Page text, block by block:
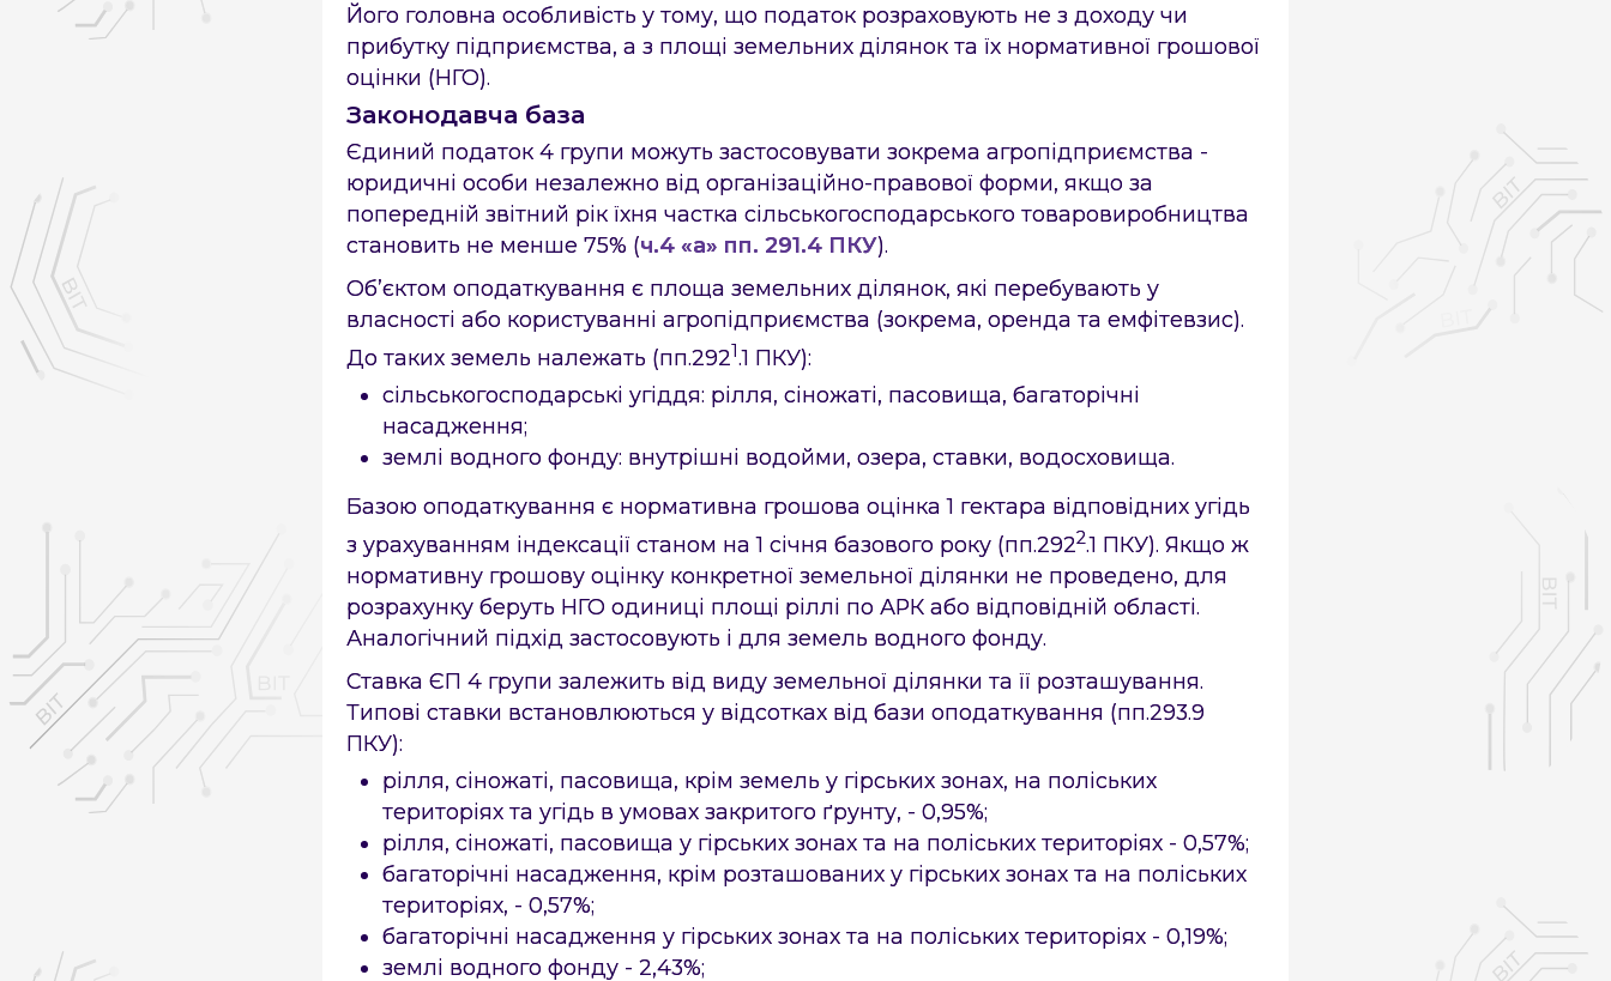
Його головна особливість у тому, що податок розраховують не з доходу чи
прибутку підприємства, а з площі земельних ділянок та їх нормативної грошової
оцінки (НГО).
Законодавча база
Єдиний податок 4 групи можуть застосовувати зокрема агропідприємства -
юридичні особи незалежно від організаційно-правової форми, якщо за
попередній звітний рік їхня частка сільськогосподарського товаровиробництва
становить не менше 75% (ч.4 «а» пп. 291.4 ПКУ).
Об’єктом оподаткування є площа земельних ділянок, які перебувають у
власності або користуванні агропідприємства (зокрема, оренда та емфітевзис).
До таких земель належать (пп.2921.1 ПКУ):
сільськогосподарські угіддя: рілля, сіножаті, пасовища, багаторічні
насадження;
землі водного фонду: внутрішні водойми, озера, ставки, водосховища.
Базою оподаткування є нормативна грошова оцінка 1 гектара відповідних угідь
з урахуванням індексації станом на 1 січня базового року (пп.2922.1 ПКУ). Якщо ж
нормативну грошову оцінку конкретної земельної ділянки не проведено, для
розрахунку беруть НГО одиниці площі ріллі по АРК або відповідній області.
Аналогічний підхід застосовують і для земель водного фонду.
Ставка ЄП 4 групи залежить від виду земельної ділянки та її розташування.
Типові ставки встановлюються у відсотках від бази оподаткування (пп.293.9
ПКУ):
рілля, сіножаті, пасовища, крім земель у гірських зонах, на поліських
територіях та угідь в умовах закритого ґрунту, - 0,95%;
рілля, сіножаті, пасовища у гірських зонах та на поліських територіях - 0,57%;
багаторічні насадження, крім розташованих у гірських зонах та на поліських
територіях, - 0,57%;
багаторічні насадження у гірських зонах та на поліських територіях - 0,19%;
землі водного фонду - 2,43%;